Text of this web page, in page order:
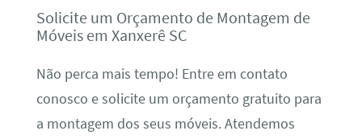
Solicite um Orçamento de Montagem de
Móveis em Xanxerê SC
Não perca mais tempo! Entre em contato
conosco e solicite um orçamento gratuito para
a montagem dos seus móveis. Atendemos